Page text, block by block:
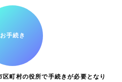
お手続き
町村の役所で手続きが必要となり